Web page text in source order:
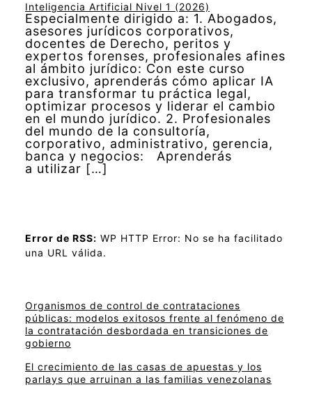
Inteligencia Artificial Nivel 1 (2026)
Especialmente dirigido a: 1. Abogados,
asesores jurídicos corporativos,
docentes de Derecho, peritos y
expertos forenses, profesionales afines
al ámbito jurídico: Con este curso
exclusivo, aprenderás cómo aplicar IA
para transformar tu práctica legal,
optimizar procesos y liderar el cambio
en el mundo jurídico. 2. Profesionales
del mundo de la consultoría,
corporativo, administrativo, gerencia,
banca y negocios: Aprenderás
a utilizar […]
Error de RSS: WP HTTP Error: No se ha facilitado
una URL válida.
Organismos de control de contrataciones
públicas: modelos exitosos frente al fenómeno de
la contratación desbordada en transiciones de
gobierno
El crecimiento de las casas de apuestas y los
parlays que arruinan a las familias venezolanas